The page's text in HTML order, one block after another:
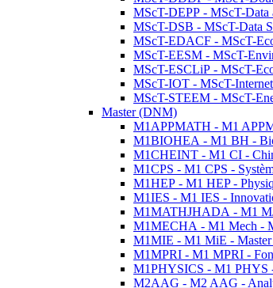
MScT-DEPP - MScT-
MScT-DSB - MScT-Data
MScT-EDACF - MScT-
MScT-EESM - MScT-
MScT-ESCLiP - MScT-
MScT-IOT - MScT-
MScT-STEEM - MScT-
Master (DNM)
M1APPMATH - M1
M1BIOHEA - M1 BH -
M1CHEINT - M1 CI -
M1CPS - M1 CPS -
M1HEP - M1 HEP -
M1IES - M1 IES -
M1MATHJHADA - M1
M1MECHA - M1 Mech -
M1MIE - M1 MiE - Master
M1MPRI - M1 MPRI -
M1PHYSICS - M1 PHYS
M2AAG - M2 AAG -